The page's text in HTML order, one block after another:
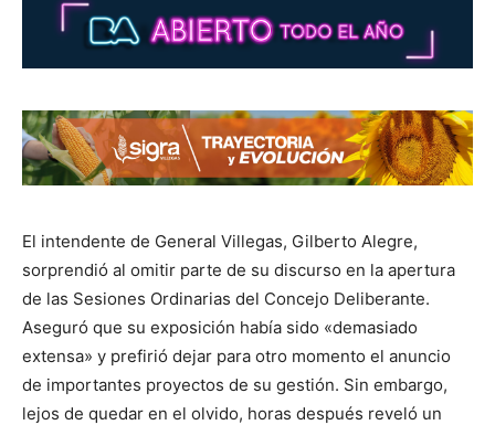
El intendente de General Villegas, Gilberto Alegre,
sorprendió al omitir parte de su discurso en la apertura
de las Sesiones Ordinarias del Concejo Deliberante.
Aseguró que su exposición había sido «demasiado
extensa» y prefirió dejar para otro momento el anuncio
de importantes proyectos de su gestión. Sin embargo,
lejos de quedar en el olvido, horas después reveló un